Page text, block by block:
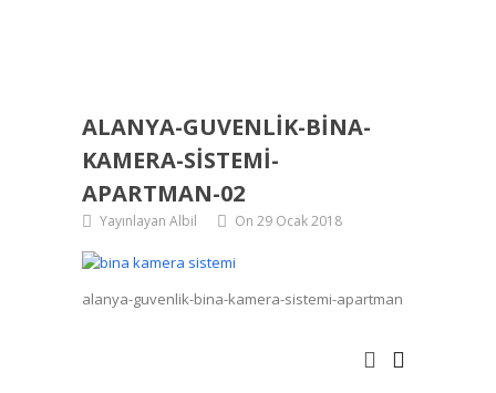
ALANYA-GUVENLIK-BINA-
KAMERA-SISTEMI-
APARTMAN-02
Yayınlayan Albil On 29 Ocak 2018
alanya-guvenlik-bina-kamera-sistemi-apartman